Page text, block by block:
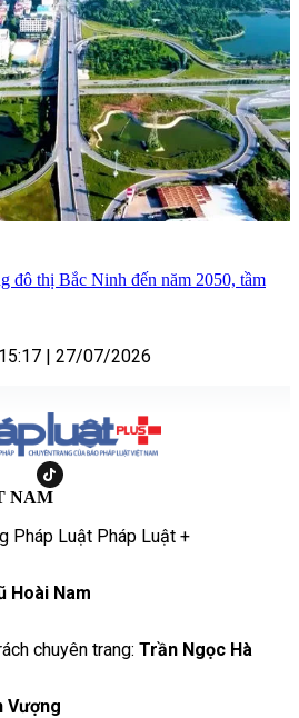
đô thị Bắc Ninh đến năm 2050, tầm
15:17 | 27/07/2026
NAM
Pháp Luật Pháp Luật +
Hoài Nam
chuyên trang: Trần Ngọc Hà
Vượng